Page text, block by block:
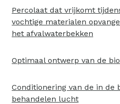
Percolaat dat vrijkomt
vochtige materialen
het afvalwaterbekken
Optimaal ontwerp van de
Conditionering van de in de
behandelen lucht